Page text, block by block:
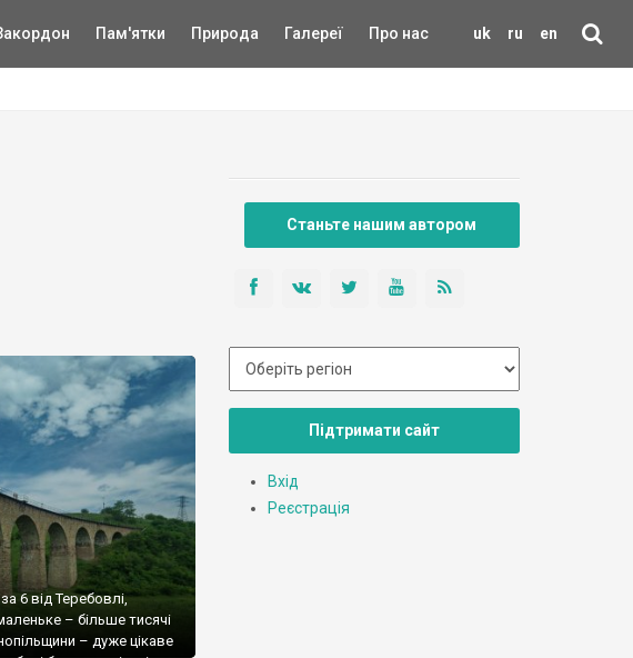
uk ru en
Пам'ятки Природа Галереї Про нас
6 від Теребовлі,
– більше тисячі
– дуже цікаве
Станьте нашим автором
Підтримати сайт
Вхід
Реєстрація